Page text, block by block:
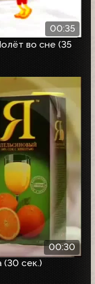
00:35
во сне (35
00:30
сек.)